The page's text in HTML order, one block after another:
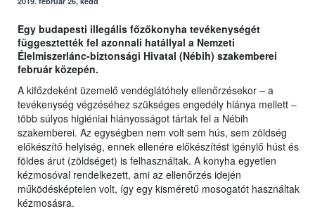
Egy budapesti illegális főzőkonyha tevékenységét
függesztették fel azonnali hatállyal a Nemzeti
Élelmiszerlánc-biztonsági Hivatal (Nébih) szakemberei
február közepén.
A kifőzdeként üzemelő vendéglátóhely ellenőrzésekor – a
tevékenység végzéséhez szükséges engedély hiánya mellett –
több súlyos higiéniai hiányosságot tártak fel a Nébih
szakemberei. Az egységben nem volt sem hús, sem zöldség
előkészítő helyiség, ennek ellenére előkészítést igénylő húst és
földes árut (zöldséget) is felhasználtak. A konyha egyetlen
kézmosóval rendelkezett, ami az ellenőrzés idején
működésképtelen volt, így egy kisméretű mosogatót használtak
kézmosásra.